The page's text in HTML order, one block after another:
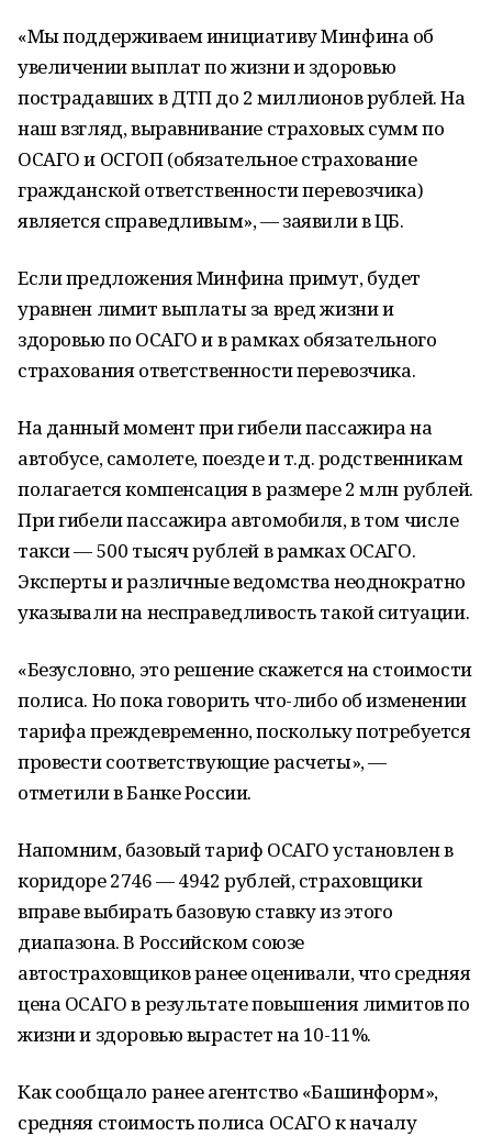
«Мы поддерживаем инициативу Минфина об
увеличении выплат по жизни и здоровью
пострадавших в ДТП до 2 миллионов рублей. На
наш взгляд, выравнивание страховых сумм по
ОСАГО и ОСГОП (обязательное страхование
гражданской ответственности перевозчика)
является справедливым», — заявили в ЦБ.
Если предложения Минфина примут, будет
уравнен лимит выплаты за вред жизни и
здоровью по ОСАГО и в рамках обязательного
страхования ответственности перевозчика.
На данный момент при гибели пассажира на
автобусе, самолете, поезде и т.д. родственникам
полагается компенсация в размере 2 млн рублей.
При гибели пассажира автомобиля, в том числе
такси — 500 тысяч рублей в рамках ОСАГО.
Эксперты и различные ведомства неоднократно
указывали на несправедливость такой ситуации.
«Безусловно, это решение скажется на стоимости
полиса. Но пока говорить что-либо об изменении
тарифа преждевременно, поскольку потребуется
провести соответствующие расчеты», —
отметили в Банке России.
Напомним, базовый тариф ОСАГО установлен в
коридоре 2746 — 4942 рублей, страховщики
вправе выбирать базовую ставку из этого
диапазона. В Российском союзе
автостраховщиков ранее оценивали, что средняя
цена ОСАГО в результате повышения лимитов по
жизни и здоровью вырастет на 10-11%.
Как сообщало ранее агентство «Башинформ»,
средняя стоимость полиса ОСАГО к началу